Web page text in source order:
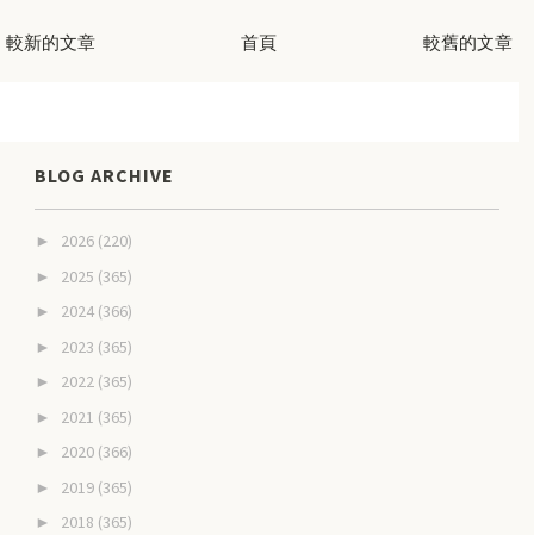
較新的文章 較舊的文章
首頁
BLOG ARCHIVE
► 2026 (220)
► 2025 (365)
► 2024 (366)
► 2023 (365)
► 2022 (365)
► 2021 (365)
► 2020 (366)
► 2019 (365)
► 2018 (365)